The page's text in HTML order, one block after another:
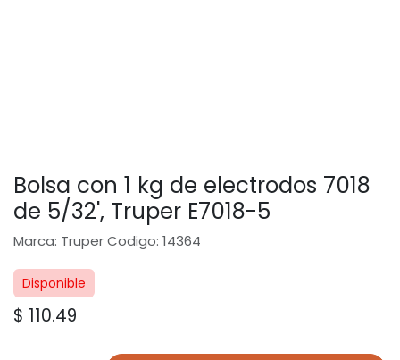
Bolsa con 1 kg de electrodos 7018
de 5/32', Truper E7018-5
Marca: Truper Codigo: 14364
Disponible
$ 110.49